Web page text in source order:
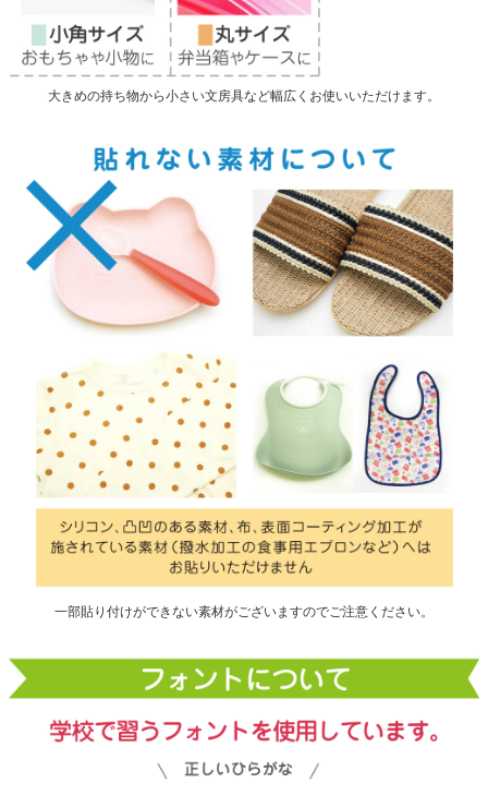
大きめの持ち物から小さい文房具など幅広くお使いいただけます。
一部貼り付けができない素材がございますのでご注意ください。